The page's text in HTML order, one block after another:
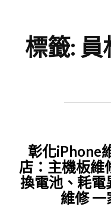
標籤: 員
彰化iPhone
店：主機板維
換電池、耗電
維修 一